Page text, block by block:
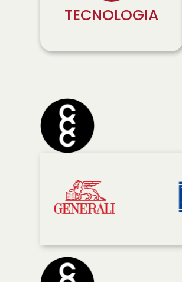
TECNOLOGIA